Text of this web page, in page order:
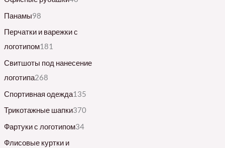
Панамы98
Перчатки и варежки с
логотипом181
Свитшоты под нанесение
логотипа268
Спортивная одежда135
Трикотажные шапки370
Фартуки с логотипом34
Флисовые куртки и